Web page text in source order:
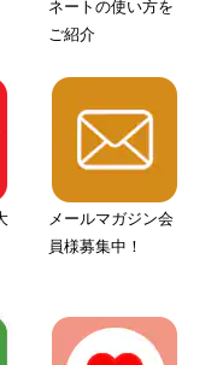
ネートの使い方を
ご紹介
メールマガジン会
員様募集中！